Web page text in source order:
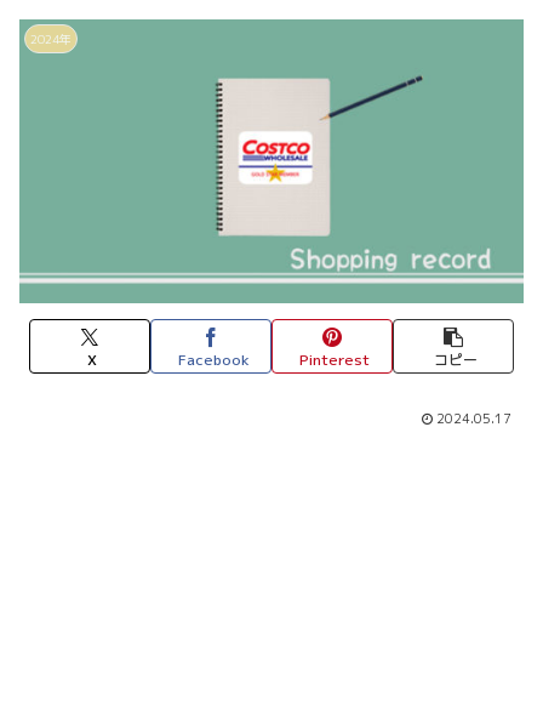
2024年
X Facebook Pinterest コピー
2024.05.17